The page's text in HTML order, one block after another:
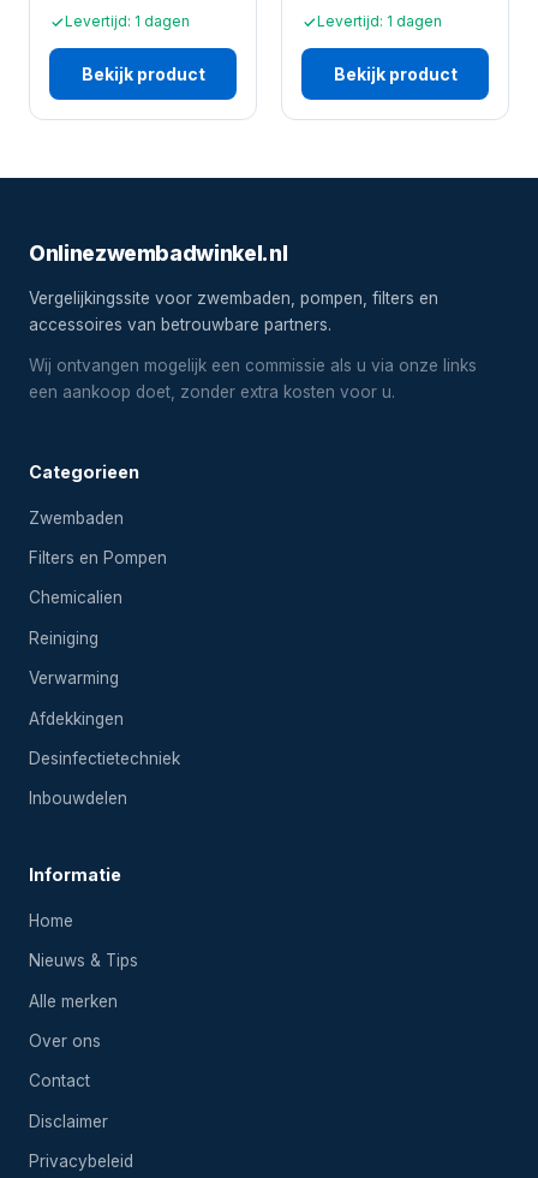
Levertijd: 1 dagen
Bekijk product
Levertijd: 1 dagen
Bekijk product
Onlinezwembadwinkel.nl
Vergelijkingssite voor zwembaden, pompen, filters en
accessoires van betrouwbare partners.
Wij ontvangen mogelijk een commissie als u via onze links
een aankoop doet, zonder extra kosten voor u.
Categorieen
Zwembaden
Filters en Pompen
Chemicalien
Reiniging
Verwarming
Afdekkingen
Desinfectietechniek
Inbouwdelen
Informatie
Home
Nieuws & Tips
Alle merken
Over ons
Contact
Disclaimer
Privacybeleid